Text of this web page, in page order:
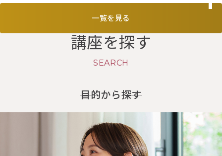
一覧を見る
講座を探す
SEARCH
目的から探す